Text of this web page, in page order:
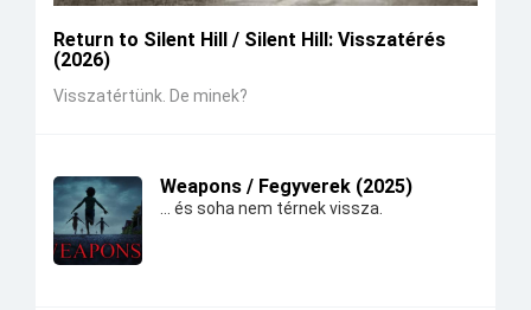
Return to Silent Hill / Silent Hill: Visszatérés
(2026)
Visszatértünk. De minek?
Weapons / Fegyverek (2025)
... és soha nem térnek vissza.